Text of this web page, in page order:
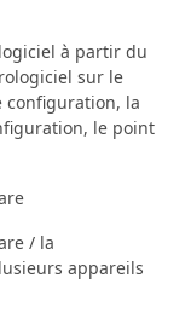
à partir du
sur le
configuration, la
le point
/ la
appareils